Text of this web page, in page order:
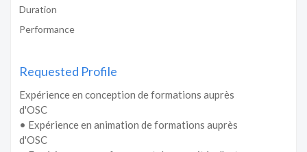
Duration
Performance
Requested Profile
Expérience en conception de formations auprès
d'OSC
• Expérience en animation de formations auprès
d'OSC